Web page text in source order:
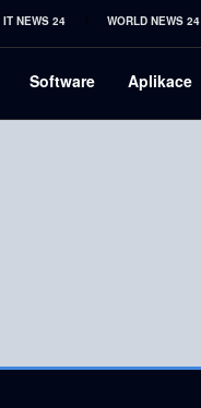
IT NEWS 24 WORLD NEWS 24
Software Aplikace